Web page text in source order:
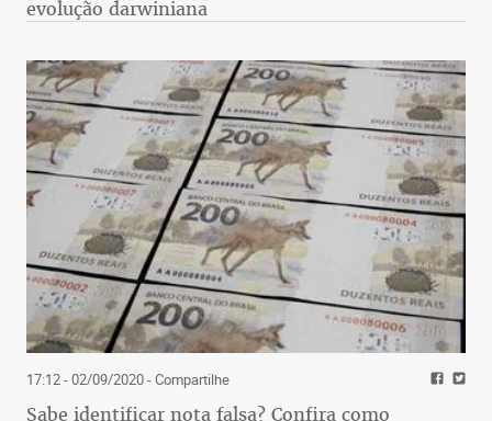
evolução darwiniana
17:12 - 02/09/2020- Compartilhe
Sabe identificar nota falsa? Confira como